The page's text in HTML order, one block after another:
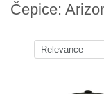
Čepice: